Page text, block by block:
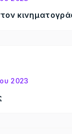
2023